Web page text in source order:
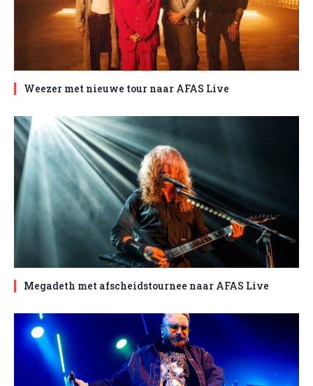
Weezer met nieuwe tour naar AFAS Live
Megadeth met afscheidstournee naar AFAS Live